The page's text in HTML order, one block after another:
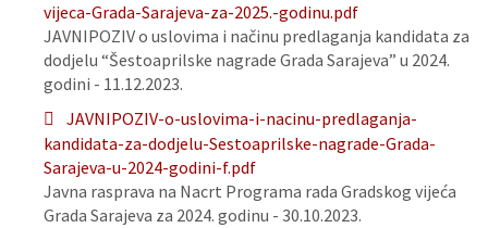
vijeca-Grada-Sarajeva-za-2025.-godinu.pdf
JAVNIPOZIV o uslovima i načinu predlaganja kandidata za
dodjelu “Šestoaprilske nagrade Grada Sarajeva” u 2024.
godini - 11.12.2023.
JAVNIPOZIV-o-uslovima-i-nacinu-predlaganja-
kandidata-za-dodjelu-Sestoaprilske-nagrade-Grada-
Sarajeva-u-2024-godini-f.pdf
Javna rasprava na Nacrt Programa rada Gradskog vijeća
Grada Sarajeva za 2024. godinu - 30.10.2023.